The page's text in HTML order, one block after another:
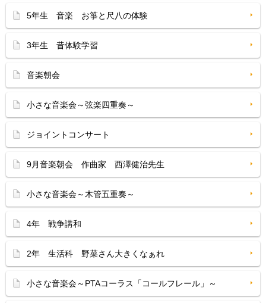
5年生 音楽 お箏と尺八の体験
3年生 昔体験学習
音楽朝会
小さな音楽会～弦楽四重奏～
ジョイントコンサート
9月音楽朝会 作曲家 西澤健治先生
小さな音楽会～木管五重奏～
4年 戦争講和
2年 生活科 野菜さん大きくなぁれ
小さな音楽会～PTAコーラス「コールフレール」～